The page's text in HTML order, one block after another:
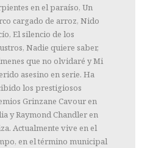
en el paraíso, Un
cargado de arroz, Nido
El silencio de los
Nadie quiere saber,
que no olvidaré y Mi
asesino en serie. Ha
los prestigiosos
Grinzane Cavour en
y Raymond Chandler en
Actualmente vive en el
en el término municipal